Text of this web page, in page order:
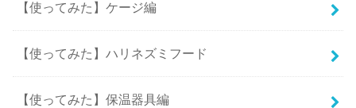
【使ってみた】ケージ編
【使ってみた】ハリネズミフード
【使ってみた】保温器具編